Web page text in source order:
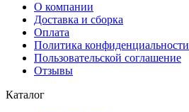
О компании
Доставка и сборка
Оплата
Политика конфиденциальности
Пользовательской соглашение
Отзывы
Каталог